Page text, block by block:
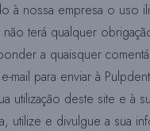
nossa empresa o uso
terá qualquer
a quaisquer
para enviar à
utilização deste site e à
utilize e divulgue a sua